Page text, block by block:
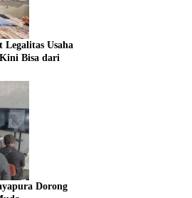
Legalitas Usaha
Bisa dari
Dorong